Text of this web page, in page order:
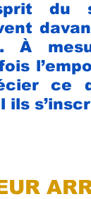
du
À
ce
ils